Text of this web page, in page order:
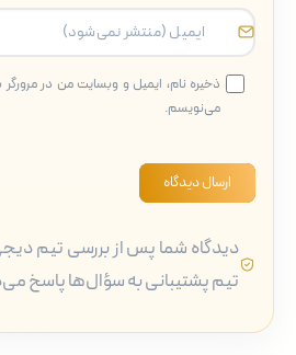
ذخیره نام، ایمیل و وبسایت من در مرورگر
می‌نویسم.
ارسال دیدگاه
دیدگاه شما پس از بررسی تیم
تیم پشتیبانی به سؤال‌ها پاسخ